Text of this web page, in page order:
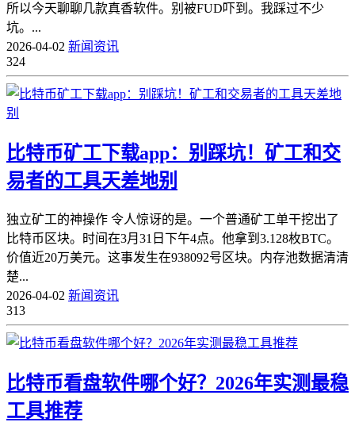
所以今天聊聊几款真香软件。别被FUD吓到。我踩过不少
坑。...
2026-04-02 新闻资讯
324
比特币矿工下载app：别踩坑！矿工和交
易者的工具天差地别
独立矿工的神操作 令人惊讶的是。一个普通矿工单干挖出了
比特币区块。时间在3月31日下午4点。他拿到3.128枚BTC。
价值近20万美元。这事发生在938092号区块。内存池数据清清
楚...
2026-04-02 新闻资讯
313
比特币看盘软件哪个好？2026年实测最稳
工具推荐